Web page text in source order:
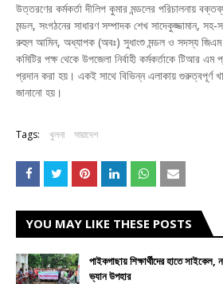
উত্তরণের কর্মকর্তা দীলিপ কুমার মন্ডলের পরিচালনায়
মন্ডল, সংগঠনের সাধারণ সম্পাদক শেখ সাদেকুজ্জামান, সহ-
রুহুল আমিন, অধ্যাপক (অবঃ) সুধাংশু মন্ডল ও সদস্য জিএম
কমিটির পক্ষ থেকে উপজেলা নির্বাহী কর্মকর্তাকে টিআর
প্রদান করা হয়। একই সাথে বিভিন্ন এলাকায় গুরুত্বপূর্ণ
জানানো হয়।
Tags: খুলনা সারাদেশ
YOU MAY LIKE THESE POSTS
পাইকগাছায় শিক্ষার্থীদের হাতে
ভ্যান উপহার